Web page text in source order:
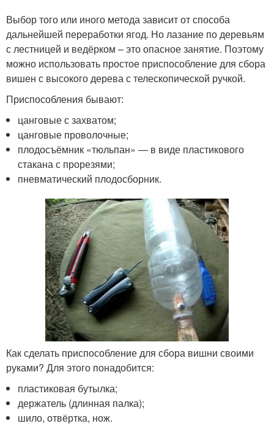
Выбор того или иного метода зависит от способа
дальнейшей переработки ягод. Но лазание по деревьям
с лестницей и ведёрком – это опасное занятие. Поэтому
можно использовать простое приспособление для сбора
вишен с высокого дерева с телескопической ручкой.
Приспособления бывают:
цанговые с захватом;
цанговые проволочные;
плодосъёмник «тюльпан» — в виде пластикового
стакана с прорезями;
пневматический плодосборник.
Как сделать приспособление для сбора вишни своими
руками? Для этого понадобится:
пластиковая бутылка;
держатель (длинная палка);
шило, отвёртка, нож.